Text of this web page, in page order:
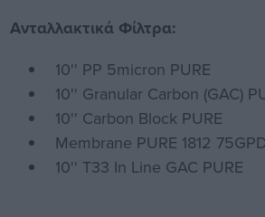
Ανταλλακτικά Φίλτρα:
10'' PP 5micron PURE
10'' Granular Carbon (GAC)
10'' Carbon Block PURE
Membrane PURE 1812
10'' T33 In Line GAC PURE